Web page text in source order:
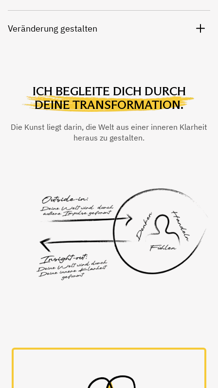
Veränderung gestalten
ICH BEGLEITE DICH DURCH
DEINE TRANSFORMATION.
Die Kunst liegt darin, die Welt aus einer inneren Klarheit
heraus zu gestalten.